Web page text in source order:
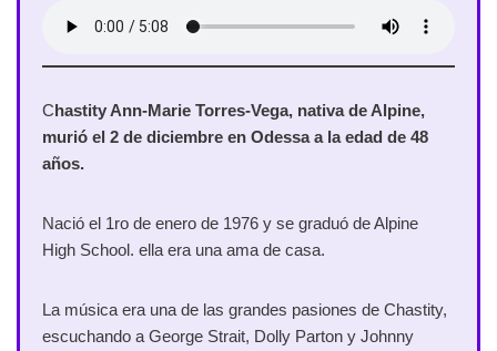
Chastity Ann-Marie Torres-Vega, nativa de Alpine,
murió el 2 de diciembre en Odessa a la edad de 48
años.
Nació el 1ro de enero de 1976 y se graduó de Alpine
High School. ella era una ama de casa.
La música era una de las grandes pasiones de Chastity,
escuchando a George Strait, Dolly Parton y Johnny